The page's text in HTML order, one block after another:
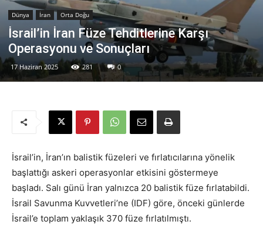
Dünya İran Orta Doğu
İsrail’in İran Füze Tehditlerine Karşı
Operasyonu ve Sonuçları
17 Haziran 2025 281 0
İsrail’in, İran’ın balistik füzeleri ve fırlatıcılarına yönelik
başlattığı askeri operasyonlar etkisini göstermeye
başladı. Salı günü İran yalnızca 20 balistik füze fırlatabildi.
İsrail Savunma Kuvvetleri’ne (IDF) göre, önceki günlerde
İsrail’e toplam yaklaşık 370 füze fırlatılmıştı.